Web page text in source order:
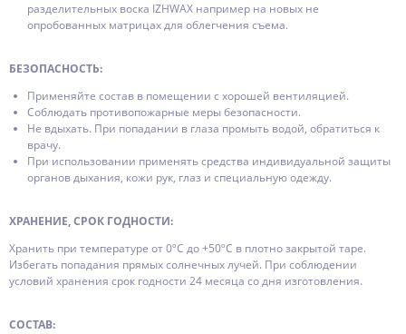
разделительных воска IZHWAX например на новых не
опробованных матрицах для облегчения съема.
БЕЗОПАСНОСТЬ:
Применяйте состав в помещении с хорошей вентиляцией.
Соблюдать противопожарные меры безопасности.
Не вдыхать. При попадании в глаза промыть водой, обратиться к
врачу.
При использовании применять средства индивидуальной защиты
органов дыхания, кожи рук, глаз и специальную одежду.
ХРАНЕНИЕ, СРОК ГОДНОСТИ:
Хранить при температуре от 0ºC до +50ºC в плотно закрытой таре.
Избегать попадания прямых солнечных лучей. При соблюдении
условий хранения срок годности 24 месяца со дня изготовления.
СОСТАВ: